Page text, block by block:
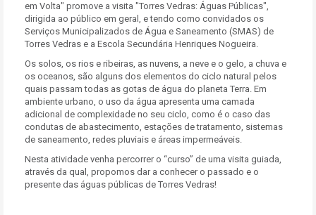
em Volta" promove a visita "Torres Vedras: Águas Públicas",
dirigida ao público em geral, e tendo como convidados os
Serviços Municipalizados de Água e Saneamento (SMAS) de
Torres Vedras e a Escola Secundária Henriques Nogueira.
Os solos, os rios e ribeiras, as nuvens, a neve e o gelo, a chuva e
os oceanos, são alguns dos elementos do ciclo natural pelos
quais passam todas as gotas de água do planeta Terra. Em
ambiente urbano, o uso da água apresenta uma camada
adicional de complexidade no seu ciclo, como é o caso das
condutas de abastecimento, estações de tratamento, sistemas
de saneamento, redes pluviais e áreas impermeáveis.
Nesta atividade venha percorrer o “curso” de uma visita guiada,
através da qual, propomos dar a conhecer o passado e o
presente das águas públicas de Torres Vedras!